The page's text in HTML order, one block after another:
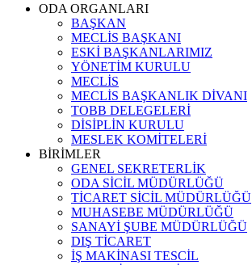
ODA ORGANLARI
BAŞKAN
MECLİS BAŞKANI
ESKİ BAŞKANLARIMIZ
YÖNETİM KURULU
MECLİS
MECLİS BAŞKANLIK DİVANI
TOBB DELEGELERİ
DİSİPLİN KURULU
MESLEK KOMİTELERİ
BİRİMLER
GENEL SEKRETERLİK
ODA SİCİL MÜDÜRLÜĞÜ
TİCARET SİCİL MÜDÜRLÜĞÜ
MUHASEBE MÜDÜRLÜĞÜ
SANAYİ ŞUBE MÜDÜRLÜĞÜ
DIŞ TİCARET
İŞ MAKİNASI TESCİL